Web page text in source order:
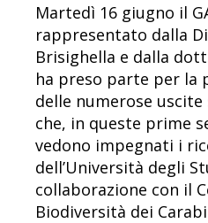
Martedì 16 giugno il
rappresentato dalla
Brisighella e dalla
ha preso parte per la
delle numerose
che, in queste prime
vedono impegnati i
dell’Università degli
collaborazione con il
Biodiversità dei